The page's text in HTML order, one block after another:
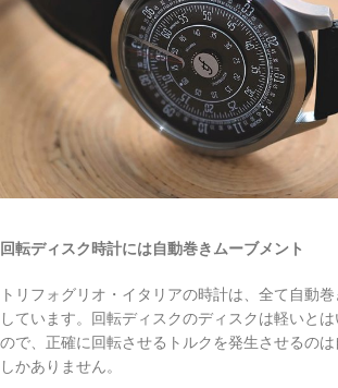
回転ディスク時計には自動巻きムーブメント
トリフォグリオ・イタリアの時計は、全て自動
しています。回転ディスクのディスクは軽いと
ので、正確に回転させるトルクを発生させるの
しかありません。